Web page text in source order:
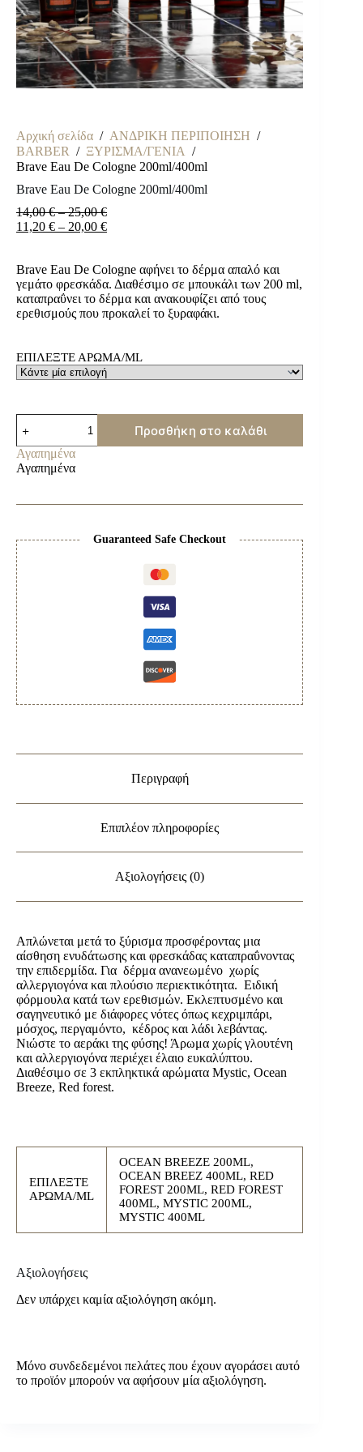
Αρχική σελίδα / ΑΝΔΡΙΚΗ ΠΕΡΙΠΟΙΗΣΗ /
BARBER / ΞΥΡΙΣΜΑ/ΓΕΝΙΑ /
Brave Eau De Cologne 200ml/400ml
Brave Eau De Cologne 200ml/400ml
14,00€ – 25,00€Price
range:
25,00 €
11,20 € – 20,00 €Price
through
20,00 €
Brave Eau De Cologne αφήνει το δέρμα απαλό και
γεμάτο φρεσκάδα. Διαθέσιμο σε μπουκάλι των 200 ml,
καταπραΰνει το δέρμα και ανακουφίζει από τους
ερεθισμούς που προκαλεί το ξυραφάκι.
ΕΠΙΛΕΞΤΕ ΑΡΩΜΑ/ML
Eau
De
Cologne
200ml/400ml
Προσθήκη στο καλάθι
Αγαπημένα
Αγαπημένα
Guaranteed Safe Checkout
Περιγραφή
Επιπλέον πληροφορίες
Αξιολογήσεις (0)
Απλώνεται μετά το ξύρισμα προσφέροντας μια
αίσθηση ενυδάτωσης και φρεσκάδας καταπραΰνοντας
την επιδερμίδα. Για δέρμα ανανεωμένο χωρίς
αλλεργιογόνα και πλούσιο περιεκτικότητα. Ειδική
φόρμουλα κατά των ερεθισμών. Εκλεπτυσμένο και
σαγηνευτικό με διάφορες νότες όπως κεχριμπάρι,
μόσχος, περγαμόντο, κέδρος και λάδι λεβάντας.
Νιώστε το αεράκι της φύσης! Άρωμα χωρίς γλουτένη
και αλλεργιογόνα περιέχει έλαιο ευκαλύπτου.
Διαθέσιμο σε 3 εκπληκτικά αρώματα Mystic, Ocean
Breeze, Red forest.
ΕΠΙΛΕΞΤΕ
ΑΡΩΜΑ/ML
OCEAN BREEZE 200ML,
OCEAN BREEZ 400ML, RED
FOREST 200ML, RED FOREST
400ML, MYSTIC 200ML,
MYSTIC 400ML
Αξιολογήσεις
Δεν υπάρχει καμία αξιολόγηση ακόμη.
Μόνο συνδεδεμένοι πελάτες που έχουν αγοράσει αυτό
το προϊόν μπορούν να αφήσουν μία αξιολόγηση.